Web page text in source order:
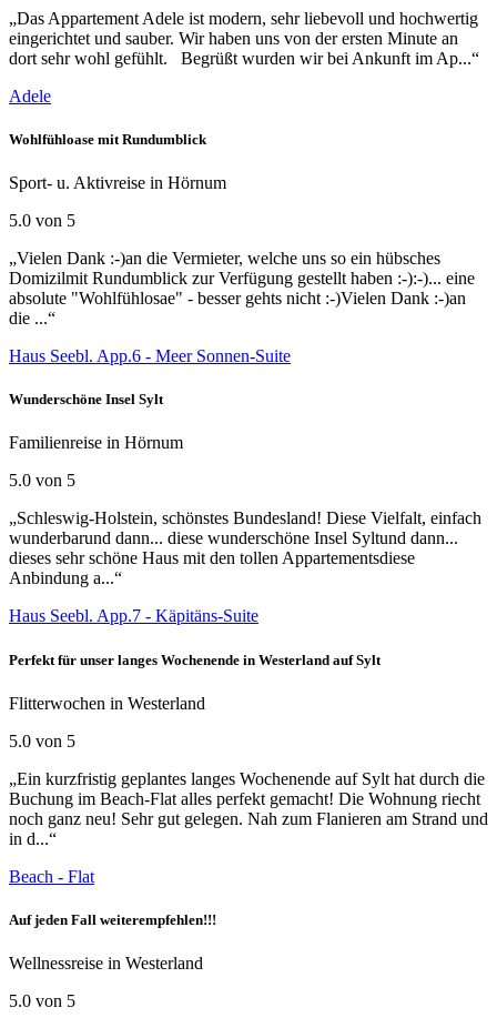
„Das Appartement Adele ist modern, sehr liebevoll und hochwertig
eingerichtet und sauber. Wir haben uns von der ersten Minute an
dort sehr wohl gefühlt. Begrüßt wurden wir bei Ankunft im Ap...“
Adele
Wohlfühloase mit Rundumblick
Sport- u. Aktivreise in Hörnum
5.0 von 5
„Vielen Dank :-)an die Vermieter, welche uns so ein hübsches
Domizilmit Rundumblick zur Verfügung gestellt haben :-):-)... eine
absolute "Wohlfühlosae" - besser gehts nicht :-)Vielen Dank :-)an
die ...“
Haus Seebl. App.6 - Meer Sonnen-Suite
Wunderschöne Insel Sylt
Familienreise in Hörnum
5.0 von 5
„Schleswig-Holstein, schönstes Bundesland! Diese Vielfalt, einfach
wunderbarund dann... diese wunderschöne Insel Syltund dann...
dieses sehr schöne Haus mit den tollen Appartementsdiese
Anbindung a...“
Haus Seebl. App.7 - Käpitäns-Suite
Perfekt für unser langes Wochenende in Westerland auf Sylt
Flitterwochen in Westerland
5.0 von 5
„Ein kurzfristig geplantes langes Wochenende auf Sylt hat durch die
Buchung im Beach-Flat alles perfekt gemacht! Die Wohnung riecht
noch ganz neu! Sehr gut gelegen. Nah zum Flanieren am Strand und
in d...“
Beach - Flat
Auf jeden Fall weiterempfehlen!!!
Wellnessreise in Westerland
5.0 von 5